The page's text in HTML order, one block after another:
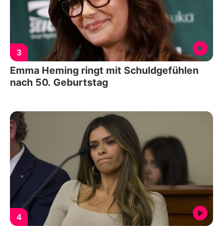
3
Emma Heming ringt mit Schuldgefühlen
nach 50. Geburtstag
4